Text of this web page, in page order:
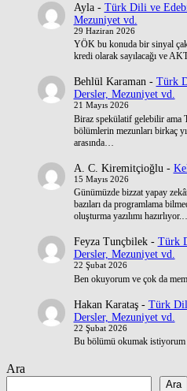
Ayla- Türk Dili ve
Mezuniyet vd.
29 Haziran 2026
YÖK bu konuda bir sinyal
kredi olarak sayılacağı ve
Behlül Karaman- Türk
Dersler, Mezuniyet vd.
21 Mayıs 2026
Biraz spekülatif gelebilir ama
bölümlerin mezunları birkaç
arasında…
A. C. Kiremitçioğlu -
15 Mayıs 2026
Günümüzde bizzat yapay
bazıları da programlama
oluşturma yazılımı
Feyza Tunçbilek- Türk
Dersler, Mezuniyet vd.
22 Şubat 2026
Ben okuyorum ve çok da
Hakan Karataş- Türk
Dersler, Mezuniyet vd.
22 Şubat 2026
Bu bölümü okumak
Ara
Ara